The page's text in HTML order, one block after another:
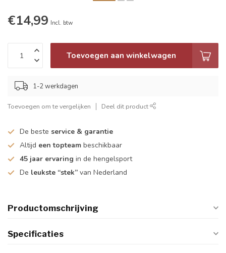
€14,99 Incl. btw
Toevoegen aan winkelwagen
1-2 werkdagen
Toevoegen om te vergelijken Deel dit product
De beste service & garantie
Altijd een topteam beschikbaar
45 jaar ervaring in de hengelsport
De leukste “stek” van Nederland
Productomschrijving
Specificaties